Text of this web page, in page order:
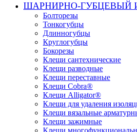
ШАРНИРНО-ГУБЦЕВЫЙ
Болторезы
Тонкогубцы
Длинногубцы
Круглогубцы
Бокорезы
Клещи сантехнические
Клещи разводные
Клещи переставные
Клещи Cobra®
Клещи Alligator®
Клещи для удаления
Клещи вязальные
Клещи зажимные
Клещи